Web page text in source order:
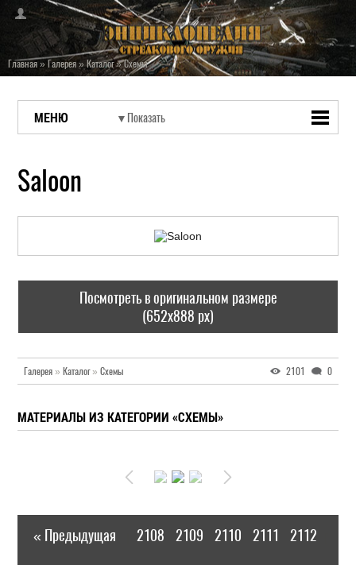
Главная»Галерея»Каталог»Схемы
МЕНЮ
Saloon
Посмотреть в оригинальном размере
(652x888 px)
Галерея » Каталог» Схемы 2101 0
МАТЕРИАЛЫ ИЗ КАТЕГОРИИ «СХЕМЫ»
« Предыдущая 2108 2109 2110 2111 2112